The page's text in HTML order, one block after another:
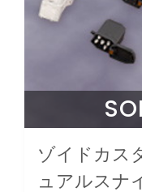
ゾイドカス
ュアルスナ